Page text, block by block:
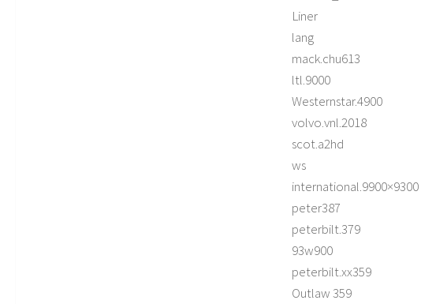
Liner
lang
mack.chu613
ltl.9000
Westernstar.4900
volvo.vnl.2018
scot.a2hd
ws
international.9900×9300
peter387
peterbilt.379
93w900
peterbilt.xx359
Outlaw 359